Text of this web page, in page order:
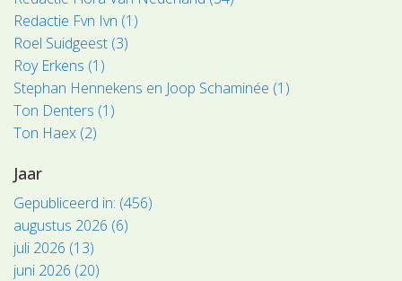
Redactie Fvn Ivn (1)
Roel Suidgeest (3)
Roy Erkens (1)
Stephan Hennekens en Joop Schaminée (1)
Ton Denters (1)
Ton Haex (2)
Jaar
Gepubliceerd in: (456)
augustus 2026 (6)
juli 2026 (13)
juni 2026 (20)